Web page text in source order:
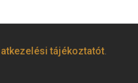
tájékoztatót